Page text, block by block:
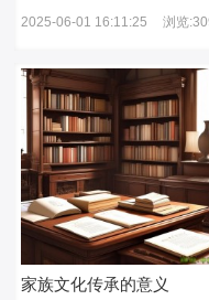
其以艺术创新拓展美学边界，以易
化伦理共同体意识，成为中华文化多
元谱系中不可或缺的组成部分。
2025-06-01 16:11:25 浏览
家族文化传承的意义